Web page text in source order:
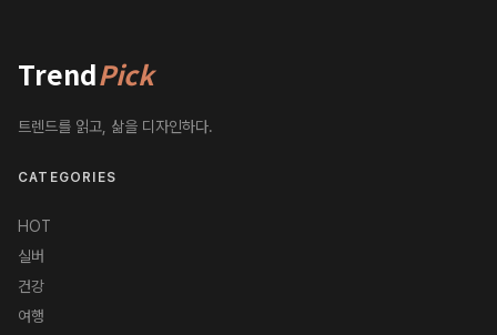
TrendPick
트렌드를 읽고, 삶을 디자인하다.
CATEGORIES
HOT
실버
건강
여행